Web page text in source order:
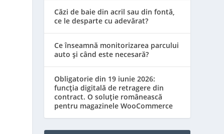
Căzi de baie din acril sau din fontă,
ce le desparte cu adevărat?
Ce înseamnă monitorizarea parcului
auto și când este necesară?
Obligatorie din 19 iunie 2026:
funcția digitală de retragere din
contract. O soluție românească
pentru magazinele WooCommerce